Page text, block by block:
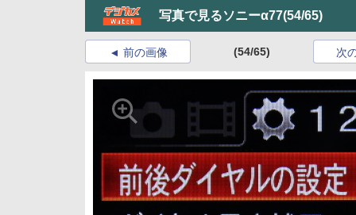
写真で見るソニーα77(54/65)
前の画像 (54/65) 次